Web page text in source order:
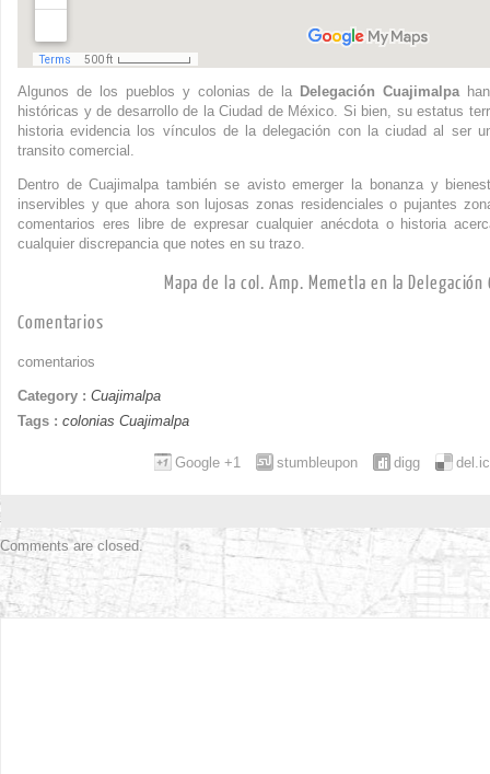
Algunos de los pueblos y colonias de la Delegación Cuajimalpa
históricas y de desarrollo de la Ciudad de México. Si bien, su estatus
historia evidencia los vínculos de la delegación con la ciudad al ser
transito comercial.
Dentro de Cuajimalpa también se avisto emerger la bonanza y
inservibles y que ahora son lujosas zonas residenciales o pujantes
comentarios eres libre de expresar cualquier anécdota o historia
cualquier discrepancia que notes en su trazo.
Mapa de la col. Amp. Memetla en la Delegación
Comentarios
comentarios
Category : Cuajimalpa
Tags : colonias Cuajimalpa
digg
stumbleupon
Google +1
Comments are closed.